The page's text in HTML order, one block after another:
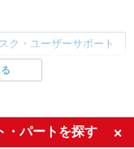
ク・ユーザーサポート
・パートを探す